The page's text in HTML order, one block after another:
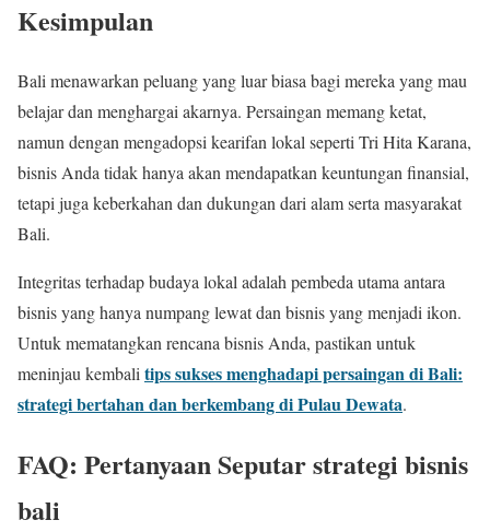
Kesimpulan
Bali menawarkan peluang yang luar biasa bagi mereka yang mau
belajar dan menghargai akarnya. Persaingan memang ketat,
namun dengan mengadopsi kearifan lokal seperti Tri Hita Karana,
bisnis Anda tidak hanya akan mendapatkan keuntungan finansial,
tetapi juga keberkahan dan dukungan dari alam serta masyarakat
Bali.
Integritas terhadap budaya lokal adalah pembeda utama antara
bisnis yang hanya numpang lewat dan bisnis yang menjadi ikon.
Untuk mematangkan rencana bisnis Anda, pastikan untuk
meninjau kembali tips sukses menghadapi persaingan di Bali:
strategi bertahan dan berkembang di Pulau Dewata.
FAQ: Pertanyaan Seputar strategi bisnis
bali